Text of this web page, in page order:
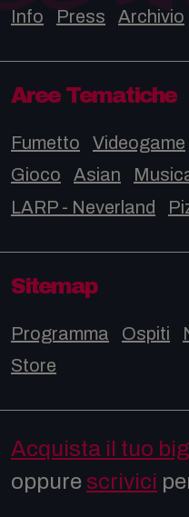
Info Press Archivio
Aree Tematiche
Fumetto Videogame
Gioco
Asian
LARP - Neverland
Sitemap
Programma Ospiti
Store
Acquista il tuo
oppure scrivici